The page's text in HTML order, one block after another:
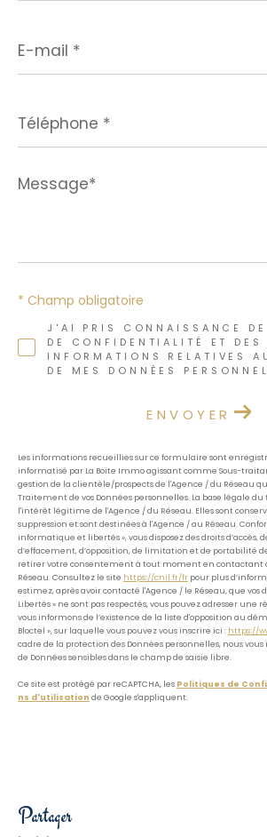
mail
*
*
Message*
*
J'AI PRIS CONNAISSANCE
DE CONFIDENTIALITÉ ET DES
INFORMATIONS RELATIVES
DE MES DONNÉES
* Champ obligatoire
ENVOYER
Les informations recueillies sur ce formulaire sont
informatisé par La Boite Immo agissant comme Sous-
gestion de la clientèle/prospects de l'Agence / du Réseau
Traitement de vos Données personnelles. La base légale
l'intérêt légitime de l'Agence / du Réseau. Elles sont
suppression et sont destinées à l'Agence / au Réseau.
informatique et libertés », vous disposez des droits d’accès,
d’effacement, d’opposition, de limitation et de portabilité
retirer votre consentement à tout moment en contactant
Réseau. Consultez le site https://cnil.fr/fr pour plus
estimez, après avoir contacté l'Agence / le Réseau, que vos
Libertés » ne sont pas respectés, vous pouvez adresser une
vous informons de l’existence de la liste d'opposition au
Bloctel », sur laquelle vous pouvez vous inscrire ici : https://
cadre de la protection des Données personnelles, nous
de Données sensibles dans le champ de saisie libre.
Ce site est protégé par reCAPTCHA, les Politiques de
ns d'utilisation de Google s'appliquent.
partager